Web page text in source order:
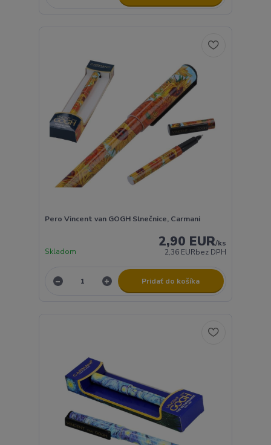
Pero Vincent van GOGH Slnečnice, Carmani
2,90 EUR/ks
2,36 EURbez DPH
Skladom
Pridať do košíka